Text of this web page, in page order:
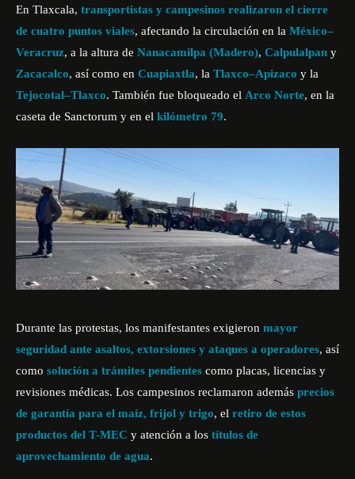
En Tlaxcala, transportistas y campesinos realizaron el cierre
de cuatro puntos viales, afectando la circulación en la México–
Veracruz, a la altura de Nanacamilpa (Madero), Calpulalpan y
Zacacalco, así como en Cuapiaxtla, la Tlaxco–Apizaco y la
Tejocotal–Tlaxco. También fue bloqueado el Arco Norte, en la
caseta de Sanctorum y en el kilómetro 79.
Durante las protestas, los manifestantes exigieron mayor
seguridad ante asaltos, extorsiones y ataques a operadores, así
como solución a trámites pendientes como placas, licencias y
revisiones médicas. Los campesinos reclamaron además precios
de garantía para el maíz, frijol y trigo, el retiro de estos
productos del T-MEC y atención a los títulos de
aprovechamiento de agua.